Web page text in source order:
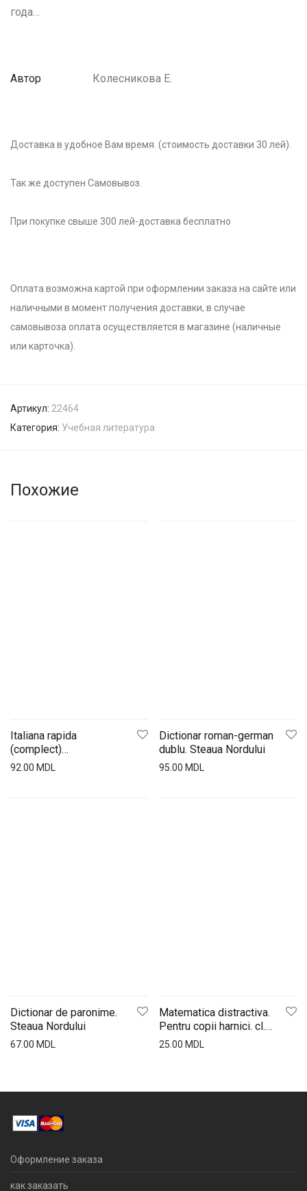
года…
Автор Колесникова Е.
Доставка в удобное Вам время. (стоимость доставки 30 лей).
Так же доступен Самовывоз.
При покупке свыше 300 лей-доставка бесплатно
Оплата возможна картой при оформлении заказа на сайте или
наличными в момент получения доставки, в случае
самовывоза оплата осуществляется в магазине (наличные
или карточка).
Артикул: 22464
Категория: Учебная литература
Похожие
Italiana rapida
(complect)
ed.St.Nordului
92.00 MDL
Dictionar roman-german
dublu. Steaua Nordului
95.00 MDL
Dictionar de paronime.
Steaua Nordului
67.00 MDL
Matematica distractiva.
Pentru copii harnici. cl.2.
Lyceum
25.00 MDL
Оформление заказа
как заказать